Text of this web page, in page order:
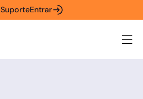
SuporteEntrar